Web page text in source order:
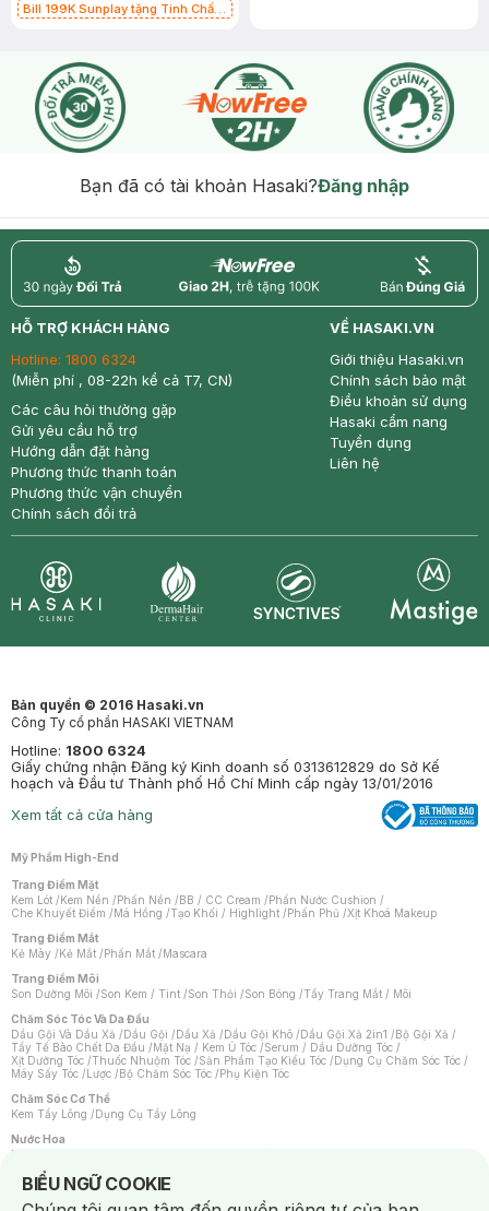
Bill 199K Sunplay tặng Tinh Chất
Bạn đã có tài khoản Hasaki?Đăng nhập
return nowfree price
HỖ TRỢ KHÁCH HÀNG
Hotline: 1800 6324
(Miễn phí , 08-22h kể cả T7, CN)
Các câu hỏi thường gặp
Gửi yêu cầu hỗ trợ
Hướng dẫn đặt hàng
Phương thức thanh toán
Phương thức vận chuyển
Chính sách đổi trả
VỀ HASAKI.VN
Giới thiệu Hasaki.vn
Chính sách bảo mật
Điều khoản sử dụng
Hasaki cẩm nang
Tuyển dụng
Liên hệ
Bản quyền © 2016 Hasaki.vn
Công Ty cổ phần HASAKI VIETNAM
Hotline: 1800 6324
Giấy chứng nhận Đăng ký Kinh doanh số 0313612829 do Sở Kế
hoạch và Đầu tư Thành phố Hồ Chí Minh cấp ngày 13/01/2016
Xem tất cả cửa hàng
Mỹ Phẩm High-End
Trang Điểm Mặt
Kem Lót /Kem Nền /Phấn Nền /BB / CC Cream /Phấn Nước Cushion /
Che Khuyết Điểm /Má Hồng /Tạo Khối / Highlight /Phấn Phủ /Xịt Khoá Makeup
Trang Điểm Mắt
Kẻ Mày /Kẻ Mắt /Phấn Mắt /Mascara
Trang Điểm Môi
Son Dưỡng Môi /Son Kem / Tint /Son Thỏi /Son Bóng /Tẩy Trang Mắt / Môi
Chăm Sóc Tóc Và Da Đầu
Dầu Gội Và Dầu Xả /Dầu Gội /Dầu Xả /Dầu Gội Khô /Dầu Gội Xả 2in1 /Bộ Gội Xả /
Tẩy Tế Bào Chết Da Đầu /Mặt Nạ / Kem Ủ Tóc /Serum / Dầu Dưỡng Tóc /
Xịt Dưỡng Tóc /Thuốc Nhuộm Tóc /Sản Phẩm Tạo Kiểu Tóc /Dụng Cụ Chăm Sóc Tóc /
Máy Sấy Tóc /Lược /Bộ Chăm Sóc Tóc /Phụ Kiện Tóc
Chăm Sóc Cơ Thể
Kem Tẩy Lông /Dụng Cụ Tẩy Lông
Nước Hoa
Nước Hoa Nữ
Chăm Sóc Cá Nhân
Chống Muỗi /Khẩu Trang /Máy Massage/Mặt Nạ Xông Hơi /Nước Rửa Tay/
BIỂU NGỮ COOKIE
Notice about cookies usage